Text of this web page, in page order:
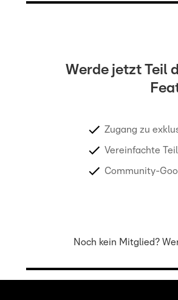
Werde jetzt Teil
Zugang zu
Vereinfachte
Community-
Noch kein Mitglied?